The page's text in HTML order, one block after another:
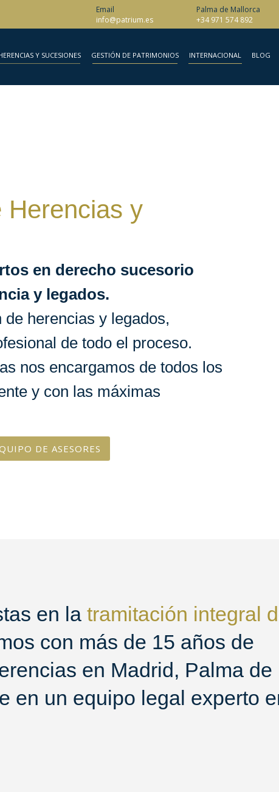
Email
info@patrium.es
Palma de Mallorca
+34 971 574 892
Y SUCESIONES GESTIÓN DE PATRIMONIOS INTERNACIONAL BLOG
Herencias y
en derecho sucesorio
y legados.
herencias y legados,
de todo el proceso.
nos encargamos de todos los
y con las máximas
DE ASESORES
en la tramitación integral
con más de 15 años de
en Madrid, Palma de
en un equipo legal experto